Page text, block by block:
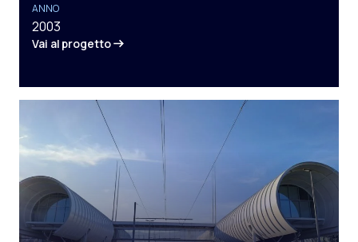
ANNO
2003
Vai al progetto